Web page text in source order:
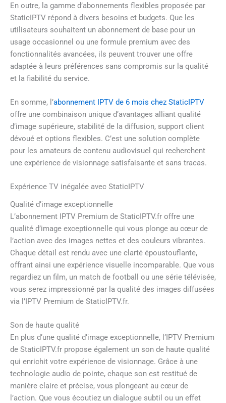
En outre, la gamme d’abonnements flexibles proposée par
StaticIPTV répond à divers besoins et budgets. Que les
utilisateurs souhaitent un abonnement de base pour un
usage occasionnel ou une formule premium avec des
fonctionnalités avancées, ils peuvent trouver une offre
adaptée à leurs préférences sans compromis sur la qualité
et la fiabilité du service.
En somme, l’abonnement IPTV de 6 mois chez StaticIPTV
offre une combinaison unique d’avantages alliant qualité
d’image supérieure, stabilité de la diffusion, support client
dévoué et options flexibles. C’est une solution complète
pour les amateurs de contenu audiovisuel qui recherchent
une expérience de visionnage satisfaisante et sans tracas.
Expérience TV inégalée avec StaticIPTV
Qualité d’image exceptionnelle
L’abonnement IPTV Premium de StaticIPTV.fr offre une
qualité d’image exceptionnelle qui vous plonge au cœur de
l’action avec des images nettes et des couleurs vibrantes.
Chaque détail est rendu avec une clarté époustouflante,
offrant ainsi une expérience visuelle incomparable. Que vous
regardiez un film, un match de football ou une série télévisée,
vous serez impressionné par la qualité des images diffusées
via l’IPTV Premium de StaticIPTV.fr.
Son de haute qualité
En plus d’une qualité d’image exceptionnelle, l’IPTV Premium
de StaticIPTV.fr propose également un son de haute qualité
qui enrichit votre expérience de visionnage. Grâce à une
technologie audio de pointe, chaque son est restitué de
manière claire et précise, vous plongeant au cœur de
l’action. Que vous écoutiez un dialogue subtil ou un effet